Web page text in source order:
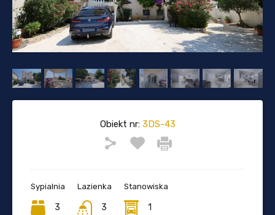
Obiekt nr:3DS-43
Sypialnia
3
Lazienka
3
Stanowiska
1